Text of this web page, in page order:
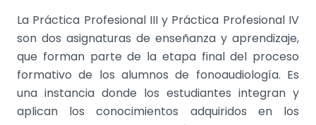
La Práctica Profesional III y Práctica Profesional IV
son dos asignaturas de enseñanza y aprendizaje,
que forman parte de la etapa final del proceso
formativo de los alumnos de fonoaudiología. Es
una instancia donde los estudiantes integran y
aplican los conocimientos adquiridos en los